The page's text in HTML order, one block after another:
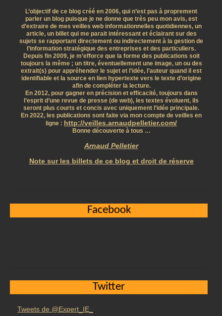
L’objectif de ce blog créé en 2006, qui n’est pas à proprement
parler un blog puisque je ne donne que très peu mon avis, est
d’extraire de mes veilles web informationnelles quotidiennes, un
article, un billet qui me parait intéressant et éclairant sur des
sujets se rapportant directement ou indirectement à la gestion de
l’information stratégique des entreprises et des particuliers.
Depuis fin 2009, je m’efforce que la forme des publications soit
toujours la même ; un titre, éventuellement une image, un ou des
extrait(s) pour appréhender le sujet et l’idée, l’auteur quand il est
identifiable et la source en lien hypertexte vers le texte d’origine
afin de compléter la lecture.
En 2012, pour gagner en précision et efficacité, toujours dans
l’esprit d’une revue de presse (de web), les textes évoluent, ils
seront plus courts et concis avec uniquement l’idée principale.
En 2022, les publications sont faite via mon compte de veilles en
ligne : http://veilles.arnaudpelletier.com/
Bonne découverte à tous …
Arnaud Pelletier
Note sur les billets de ce blog et droit de réserve
Facebook
Twitter
Tweets de @Expert_IE_